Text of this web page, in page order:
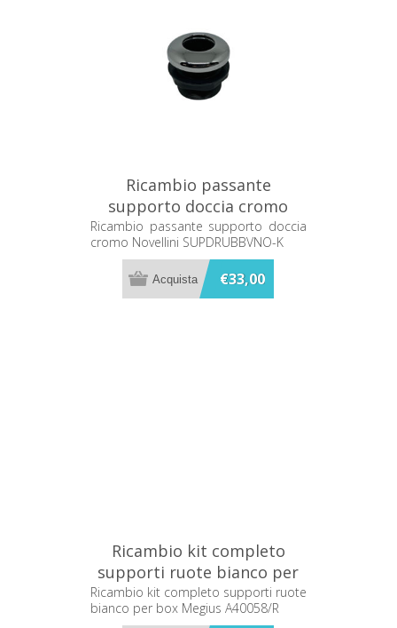
Ricambio passante
supporto doccia cromo
Novellini SUPDRUBBVNO-K
Ricambio passante supporto doccia
cromo Novellini SUPDRUBBVNO-K
€33,00
Ricambio kit completo
supporti ruote bianco per
box Megius A40058/R
Ricambio kit completo supporti ruote
bianco per box Megius A40058/R